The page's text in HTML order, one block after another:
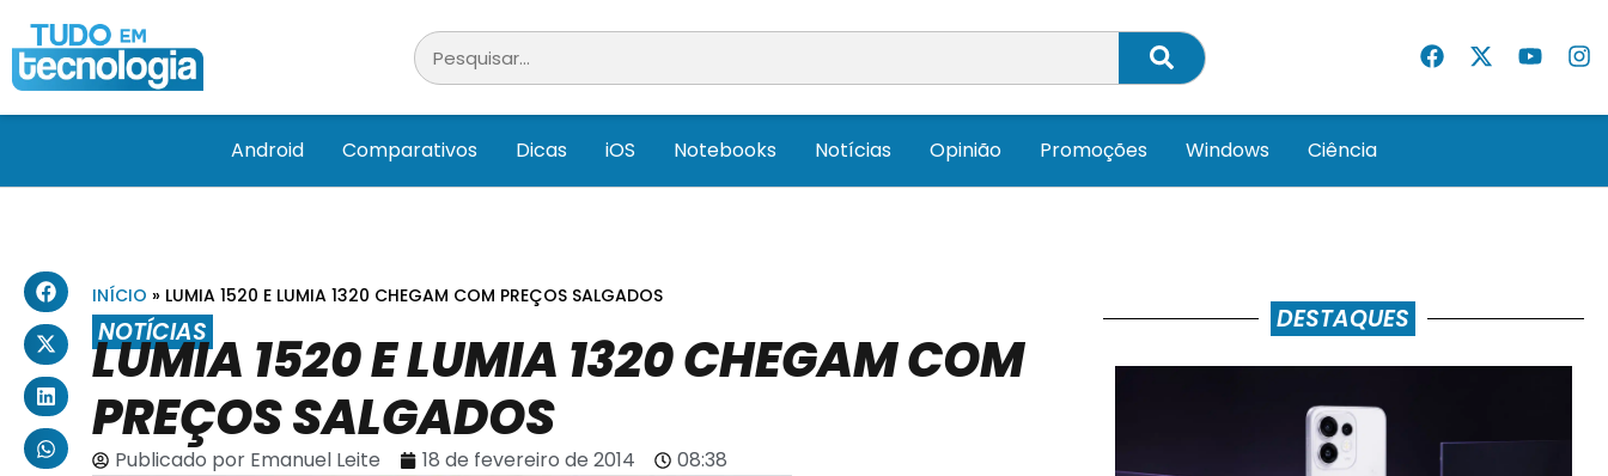
Android Comparativos Dicas iOS Notebooks Notícias Opinião Promoções Windows Ciência
INÍCIO » LUMIA 1520 E LUMIA 1320 CHEGAM COM PREÇOS SALGADOS
NOTÍCIAS
LUMIA 1520 E LUMIA 1320 CHEGAM COM
PREÇOS SALGADOS
Publicado porEmanuel Leite 18 de fevereiro de 2014 08:38
DESTAQUES